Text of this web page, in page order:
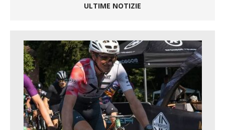
ULTIME NOTIZIE